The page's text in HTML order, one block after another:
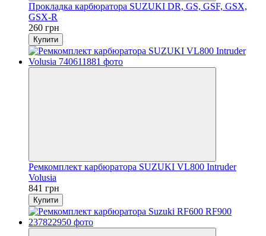
Прокладка карбюратора SUZUKI DR, GS, GSF, GSX,
GSX-R
260 грн
Купити
Ремкомплект карбюратора SUZUKI VL800 Intruder
Volusia
841 грн
Купити